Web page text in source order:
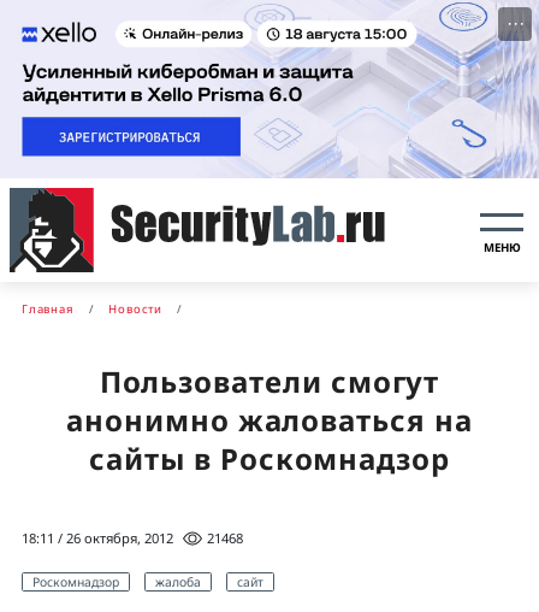
···
МЕНЮ
Главная Новости
Пользователи смогут
анонимно жаловаться на
сайты в Роскомнадзор
18:11 / 26 октября, 2012 21468
Роскомнадзор жалоба сайт